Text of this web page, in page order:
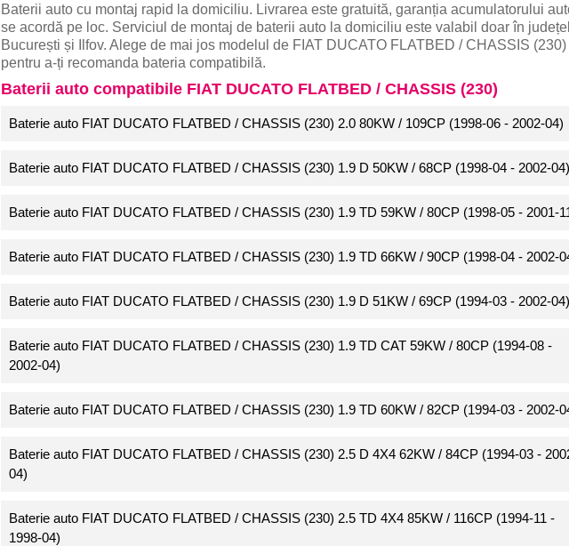
Baterii auto cu montaj rapid la domiciliu. Livrarea este gratuită, garanția acumulatorului
se acordă pe loc. Serviciul de montaj de baterii auto la domiciliu este valabil doar în
București și Ilfov. Alege de mai jos modelul de FIAT DUCATO FLATBED / CHASSIS (230)
pentru a-ți recomanda bateria compatibilă.
Baterii auto compatibile FIAT DUCATO FLATBED / CHASSIS (230)
Baterie auto FIAT DUCATO FLATBED / CHASSIS (230) 2.0 80KW / 109CP (1998-06 - 2002-04)
Baterie auto FIAT DUCATO FLATBED / CHASSIS (230) 1.9 D 50KW / 68CP (1998-04 - 2002-04)
Baterie auto FIAT DUCATO FLATBED / CHASSIS (230) 1.9 TD 59KW / 80CP (1998-05 - 2001-
Baterie auto FIAT DUCATO FLATBED / CHASSIS (230) 1.9 TD 66KW / 90CP (1998-04 - 2002-
Baterie auto FIAT DUCATO FLATBED / CHASSIS (230) 1.9 D 51KW / 69CP (1994-03 - 2002-04)
Baterie auto FIAT DUCATO FLATBED / CHASSIS (230) 1.9 TD CAT 59KW / 80CP (1994-08 -
2002-04)
Baterie auto FIAT DUCATO FLATBED / CHASSIS (230) 1.9 TD 60KW / 82CP (1994-03 - 2002-
Baterie auto FIAT DUCATO FLATBED / CHASSIS (230) 2.5 D 4X4 62KW / 84CP (1994-03 -
04)
Baterie auto FIAT DUCATO FLATBED / CHASSIS (230) 2.5 TD 4X4 85KW / 116CP (1994-11 -
1998-04)